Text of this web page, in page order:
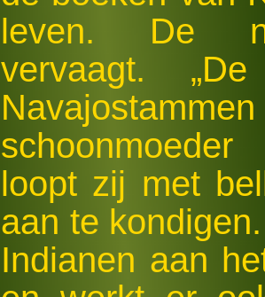
leven. De
vervaagt.
loopt zij met
aan te
Indianen aan